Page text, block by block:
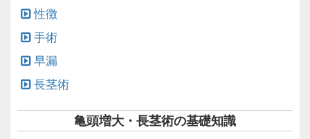
性徴
手術
早漏
長茎術
亀頭増大・長茎術の基礎知識